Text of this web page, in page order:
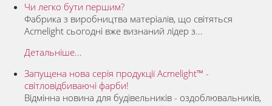
Чи легко бути першим?
Фабрика з виробництва матеріалів, що світяться
Acmelight сьогодні вже визнаний лідер з...
Детальніше...
Запущена нова серія продукції Acmelight™ -
світловідбиваючі фарби!
Відмінна новина для будівельників - оздоблювальників,